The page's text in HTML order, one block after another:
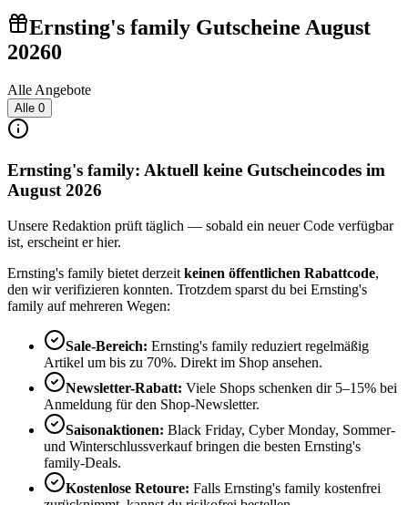
Ernsting's family Gutscheine August
20260
Alle Angebote
Alle 0
Ernsting's family: Aktuell keine Gutscheincodes im
August 2026
Unsere Redaktion prüft täglich — sobald ein neuer Code verfügbar
ist, erscheint er hier.
Ernsting's family bietet derzeit keinen öffentlichen Rabattcode,
den wir verifizieren konnten. Trotzdem sparst du bei Ernsting's
family auf mehreren Wegen:
Sale-Bereich: Ernsting's family reduziert regelmäßig
Artikel um bis zu 70%. Direkt im Shop ansehen.
Newsletter-Rabatt: Viele Shops schenken dir 5–15% bei
Anmeldung für den Shop-Newsletter.
Saisonaktionen: Black Friday, Cyber Monday, Sommer-
und Winterschlussverkauf bringen die besten Ernsting's
family-Deals.
Kostenlose Retoure: Falls Ernsting's family kostenfrei